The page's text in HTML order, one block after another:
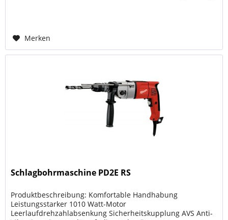
Merken
Schlagbohrmaschine PD2E RS
Produktbeschreibung: Komfortable Handhabung
Leistungsstarker 1010 Watt-Motor
Leerlaufdrehzahlabsenkung Sicherheitskupplung AVS Anti-